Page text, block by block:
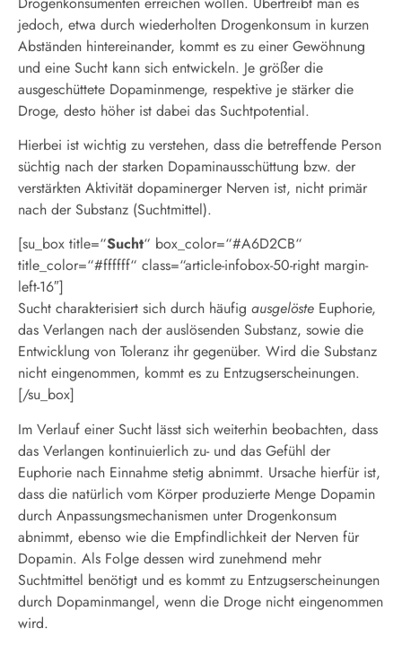
jedoch, etwa durch wiederholten Drogenkonsum in kurzen
Abständen hintereinander, kommt es zu einer Gewöhnung
und eine Sucht kann sich entwickeln. Je größer die
ausgeschüttete Dopaminmenge, respektive je stärker die
Droge, desto höher ist dabei das Suchtpotential.
Hierbei ist wichtig zu verstehen, dass die betreffende Person
süchtig nach der starken Dopaminausschüttung bzw. der
verstärkten Aktivität dopaminerger Nerven ist, nicht primär
nach der Substanz (Suchtmittel).
[su_box title=“Sucht“ box_color=“#A6D2CB“
title_color=“#ffffff“ class=“article-infobox-50-right margin-
left-16″]
Sucht charakterisiert sich durch häufig ausgelöste Euphorie,
das Verlangen nach der auslösenden Substanz, sowie die
Entwicklung von Toleranz ihr gegenüber. Wird die Substanz
nicht eingenommen, kommt es zu Entzugserscheinungen.
[/su_box]
Im Verlauf einer Sucht lässt sich weiterhin beobachten, dass
das Verlangen kontinuierlich zu- und das Gefühl der
Euphorie nach Einnahme stetig abnimmt. Ursache hierfür ist,
dass die natürlich vom Körper produzierte Menge Dopamin
durch Anpassungsmechanismen unter Drogenkonsum
abnimmt, ebenso wie die Empfindlichkeit der Nerven für
Dopamin. Als Folge dessen wird zunehmend mehr
Suchtmittel benötigt und es kommt zu Entzugserscheinungen
durch Dopaminmangel, wenn die Droge nicht eingenommen
wird.